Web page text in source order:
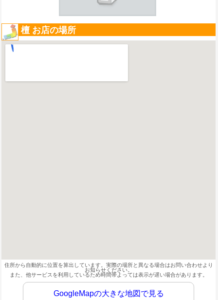
檀 お店の場所
住所から自動的に位置を算出しています。実際の場所と異なる場合はお問い合わせより
お知らせください。
また、他サービスを利用しているため時間帯よっては表示が遅い場合があります。
GoogleMapの大きな地図で見る